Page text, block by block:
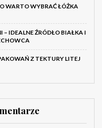
WARTO WYBRAĆ ŁÓŻKA
– IDEALNE ŹRÓDŁO BIAŁKA I
Z TEKTURY LITEJ